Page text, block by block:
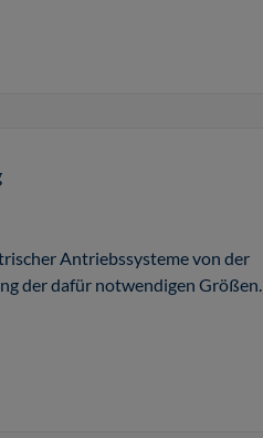
Antriebssysteme von der
der dafür notwendigen Größen.